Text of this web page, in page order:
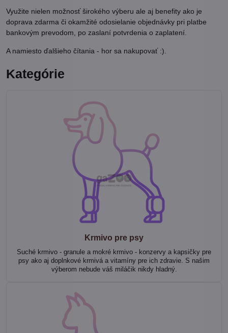
Využite nielen možnosť širokého výberu ale aj benefity ako je
doprava zdarma či okamžité odosielanie objednávky pri platbe
bankovým prevodom, po zaslaní potvrdenia o zaplatení.
A namiesto ďalšieho čítania - hor sa nakupovať :).
Kategórie
Krmivo pre psy
Suché krmivo - granule a mokré krmivo - konzervy a kapsičky pre
psy ako aj doplnkové krmivá a vitamíny pre ich zdravie. S našim
výberom nebude váš miláčik nikdy hladný.